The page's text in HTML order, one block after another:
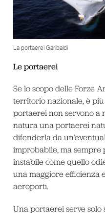
La portaerei Garibaldi
Le portaerei
Se lo scopo delle Forze
territorio nazionale, è
portaerei non servono a
natura una portaerei
difenderla da
improbabile, ma sempre
instabile come quello
una maggiore efficienza
aeroporti.
Una portaerei serve solo